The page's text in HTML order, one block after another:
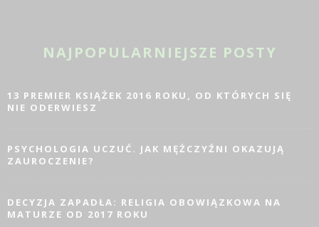
NAJPOPULARNIEJSZE POSTY
13 PREMIER KSIĄŻEK 2016 ROKU, OD KTÓRYCH SIĘ
NIE ODERWIESZ
PSYCHOLOGIA UCZUĆ. JAK MĘŻCZYŹNI OKAZUJĄ
ZAUROCZENIE?
DECYZJA ZAPADŁA: RELIGIA OBOWIĄZKOWA NA
MATURZE OD 2017 ROKU